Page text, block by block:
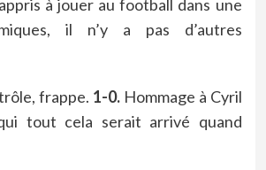
à jouer au football dans une
il n’y a pas d’autres
frappe. 1-0. Hommage à Cyril
tout cela serait arrivé quand